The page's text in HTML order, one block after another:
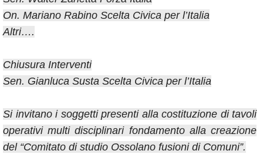
On. Mariano Rabino Scelta Civica per l’Italia
Altri….
Chiusura Interventi
Sen. Gianluca Susta Scelta Civica per l’Italia
Si invitano i soggetti presenti alla costituzione di tavoli
operativi multi disciplinari fondamento alla creazione
del “Comitato di studio Ossolano fusioni di Comuni”.